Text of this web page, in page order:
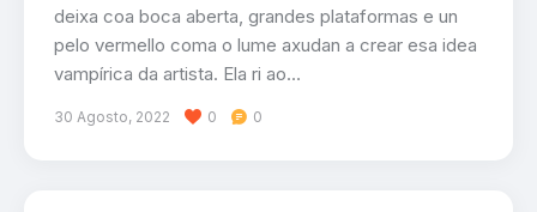
deixa coa boca aberta, grandes plataformas e un
pelo vermello coma o lume axudan a crear esa idea
vampírica da artista. Ela ri ao…
30 Agosto, 2022 0 0